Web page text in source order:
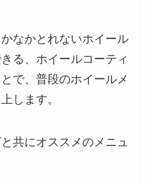
なかとれないホイール
る、ホイールコーティ
で、普段のホイールメ
します。
共にオススメのメニュ